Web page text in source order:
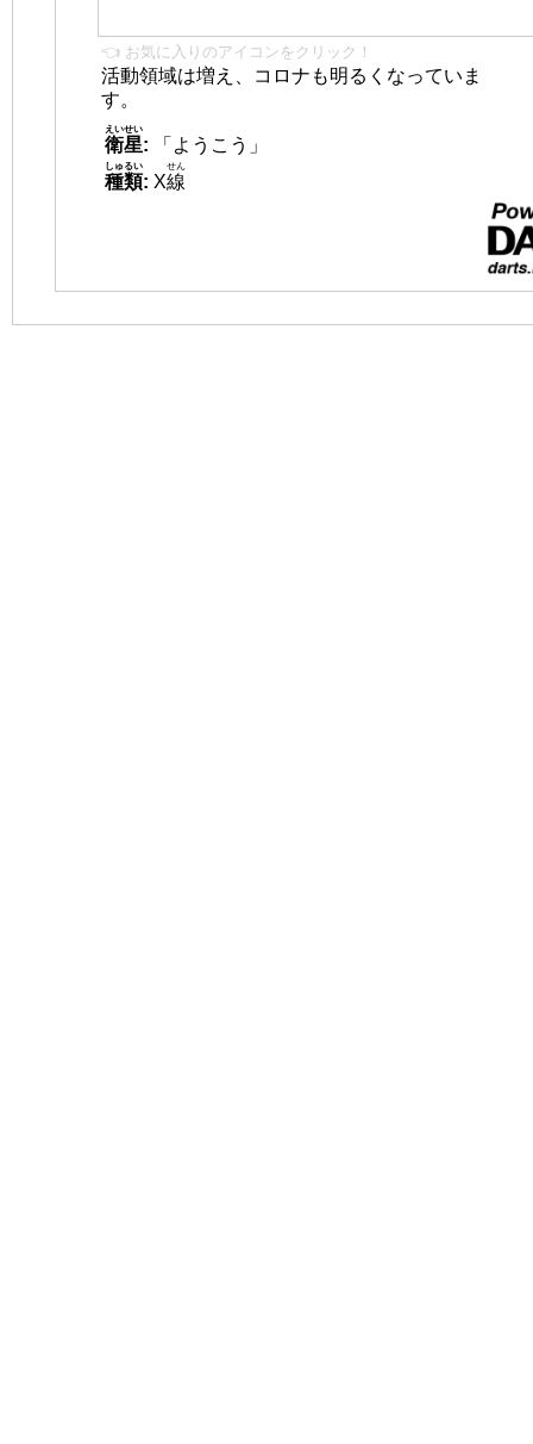
👈 お気に入りのアイコンをクリック！
活動領域は増え、コロナも明るくなっていま
す。
衛星
えいせい
:
「ようこう」
種類
しゅるい
: X線
せん